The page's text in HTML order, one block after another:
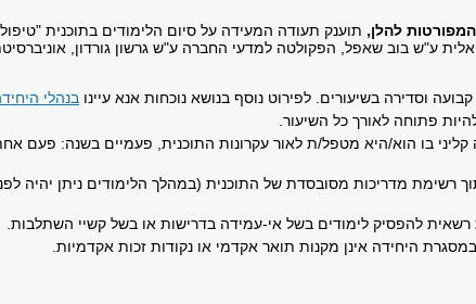
להלן, תוענק תעודה המעידה על סיום הלימודים בתוכנית
ע"ש בוב שאפל, הפקולטה למדעי החברה ע"ש גרשון גורדון,
וסדירה בשיעורים. לפירוט נוסף בנושא נוכחות אנא עיינו בנהלי
פתוחה לאורך כל השיעור.
בו הוא/היא מטפל/ת לאור עקרונות התוכנית, פעמיים בשנה: פעם
רשימת מדריכות מסובסדת של התוכנית (במהלך הלימודים ניתן יהיה
להפסיק לימודים בשל אי-עמידה בדרישות או בשל קשיי השתלבות.
היחידה אינן מקנות תואר אקדמי או נקודות זכות אקדמיות.